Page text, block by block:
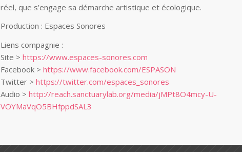
réel, que s’engage sa démarche artistique et écologique.
Production : Espaces Sonores
Liens compagnie :
Site >https://www.espaces-sonores.com
Facebook >https://www.facebook.com/ESPASON
Twitter >https://twitter.com/espaces_sonores
Audio >http://reach.sanctuarylab.org/media/jMPt8O4mcy-U-
VOYMaVqO5BHfppdSAL3